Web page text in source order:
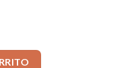
MD 302 SIN PAR cantidad